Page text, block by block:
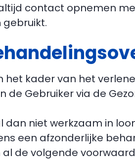
contact opnemen
het kader van het
de Gebruiker via de
dan niet werkzaam in
een afzonderlijke
de volgende